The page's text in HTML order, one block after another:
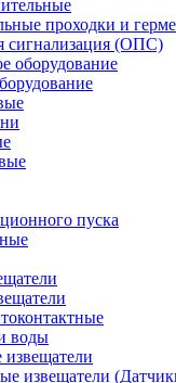
проходки и
сигнализация (ОПС)
оборудование
пуска
воды
извещатели